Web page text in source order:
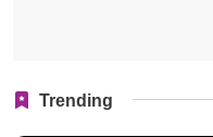
Trending